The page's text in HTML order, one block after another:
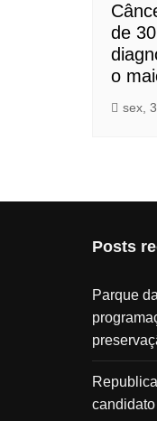
de
o
sex,
Posts
Parque